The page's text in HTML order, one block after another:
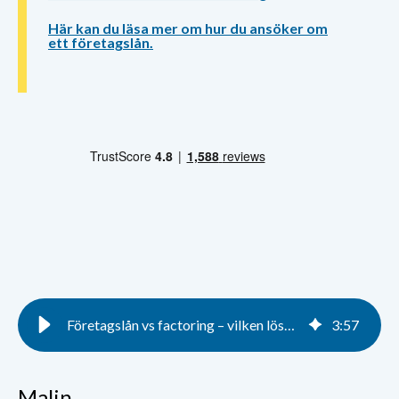
Här kan du läsa mer om hur du ansöker om
ett företagslån.
Företagslån vs factoring – vilken lösning passar bäst? | Euro Finans 3:57